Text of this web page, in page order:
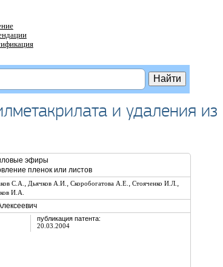
и удаления из
эфиры
пленок или листов
С.А. , Дьячков А.И. , Скоробогатова А.Е. , Стояченко И.Л. ,
И.А.
публикация патента:
20.03.2004